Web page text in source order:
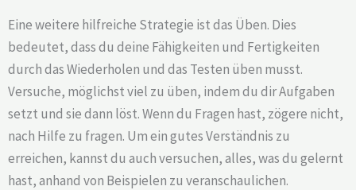
Eine weitere hilfreiche Strategie ist das Üben. Dies
bedeutet, dass du deine Fähigkeiten und Fertigkeiten
durch das Wiederholen und das Testen üben musst.
Versuche, möglichst viel zu üben, indem du dir Aufgaben
setzt und sie dann löst. Wenn du Fragen hast, zögere nicht,
nach Hilfe zu fragen. Um ein gutes Verständnis zu
erreichen, kannst du auch versuchen, alles, was du gelernt
hast, anhand von Beispielen zu veranschaulichen.